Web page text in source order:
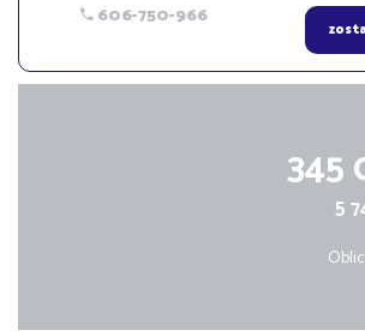
606-750-966
345
5